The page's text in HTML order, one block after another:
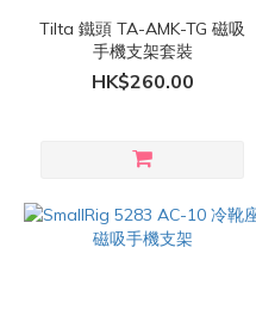
Tilta 鐵頭 TA-AMK-TG 磁吸
手機支架套裝
HK$260.00